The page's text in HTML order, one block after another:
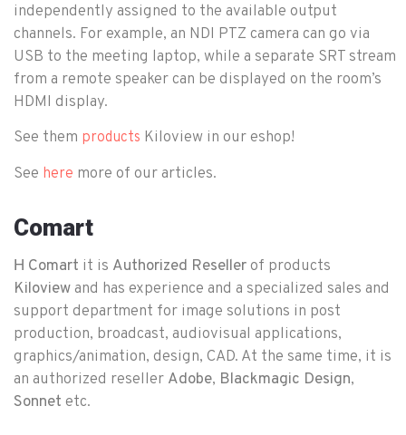
independently assigned to the available output
channels. For example, an NDI PTZ camera can go via
USB to the meeting laptop, while a separate SRT stream
from a remote speaker can be displayed on the room’s
HDMI display.
See them products Kiloview in our eshop!
See here more of our articles.
Comart
Η Comart it is Authorized Reseller of products
Kiloview and has experience and a specialized sales and
support department for image solutions in post
production, broadcast, audiovisual applications,
graphics/animation, design, CAD. At the same time, it is
an authorized reseller Adobe, Blackmagic Design,
Sonnet etc.